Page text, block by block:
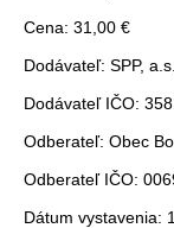
Cena: 31,00 €
Dodávateľ: SPP,
Dodávateľ IČO:
Odberateľ: Obec
Odberateľ IČO:
Dátum vystavenia: